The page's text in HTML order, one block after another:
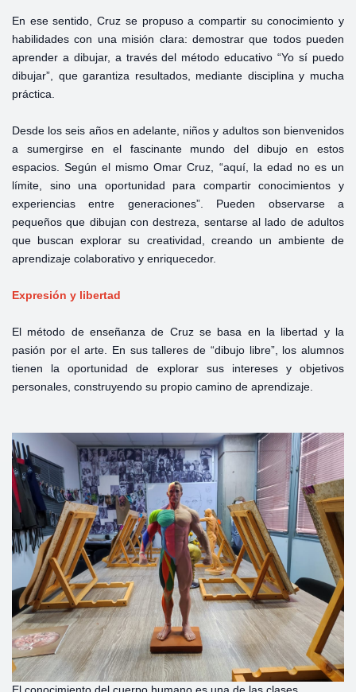
En ese sentido, Cruz se propuso a compartir su conocimiento y
habilidades con una misión clara: demostrar que todos pueden
aprender a dibujar, a través del método educativo “Yo sí puedo
dibujar”, que garantiza resultados, mediante disciplina y mucha
práctica.
Desde los seis años en adelante, niños y adultos son bienvenidos
a sumergirse en el fascinante mundo del dibujo en estos
espacios. Según el mismo Omar Cruz, “aquí, la edad no es un
límite, sino una oportunidad para compartir conocimientos y
experiencias entre generaciones”. Pueden observarse a
pequeños que dibujan con destreza, sentarse al lado de adultos
que buscan explorar su creatividad, creando un ambiente de
aprendizaje colaborativo y enriquecedor.
Expresión y libertad
El método de enseñanza de Cruz se basa en la libertad y la
pasión por el arte. En sus talleres de “dibujo libre”, los alumnos
tienen la oportunidad de explorar sus intereses y objetivos
personales, construyendo su propio camino de aprendizaje.
El conocimiento del cuerpo humano es una de las clases.